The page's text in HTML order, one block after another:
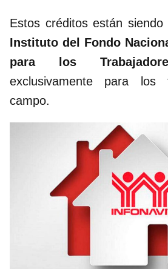
Estos créditos están
Instituto del Fondo
para los
exclusivamente para los
campo.